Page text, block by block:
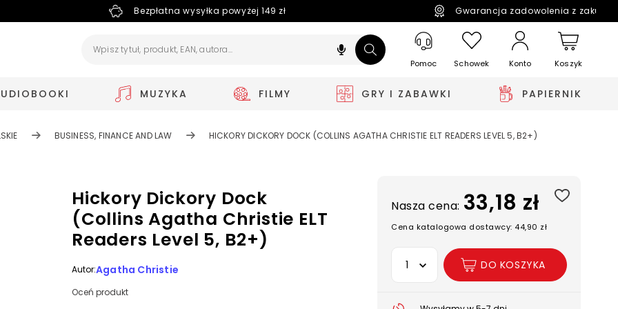
Bezpłatna wysyłka powyżej 149 zł Gwarancja zadowolenia z
Pomoc Schowek Konto Koszyk
MUZYKA FILMY GRY I ZABAWKI PAPIERNIK
BUSINESS, FINANCE AND LAW HICKORY DICKORY DOCK (COLLINS AGATHA CHRISTIE ELT READERS LEVEL 5, B2+)
Hickory Dickory Dock
(Collins Agatha Christie ELT
Readers Level 5, B2+)
Autor:Agatha Christie
Oceń produkt
Nasza cena: 33,18 zł
Cena katalogowa dostawcy: 44,90 zł
Wybierz opcję
DO KOSZYKA